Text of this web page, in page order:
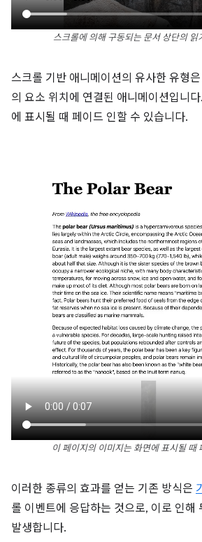
스크롤에 의해 구동되는 문서 상단의 읽
스크롤 기반 애니메이션의 유사한 유형
의 요소 위치에 연결된 애니메이션입니
에 표시될 때 페이드 인할 수 있습니다.
이 페이지의 이미지는 화면에 표시될 때
이러한 종류의 효과를 얻는 기존 방식은
롤 이벤트에 응답하는 것으로, 이로 인해
발생합니다.